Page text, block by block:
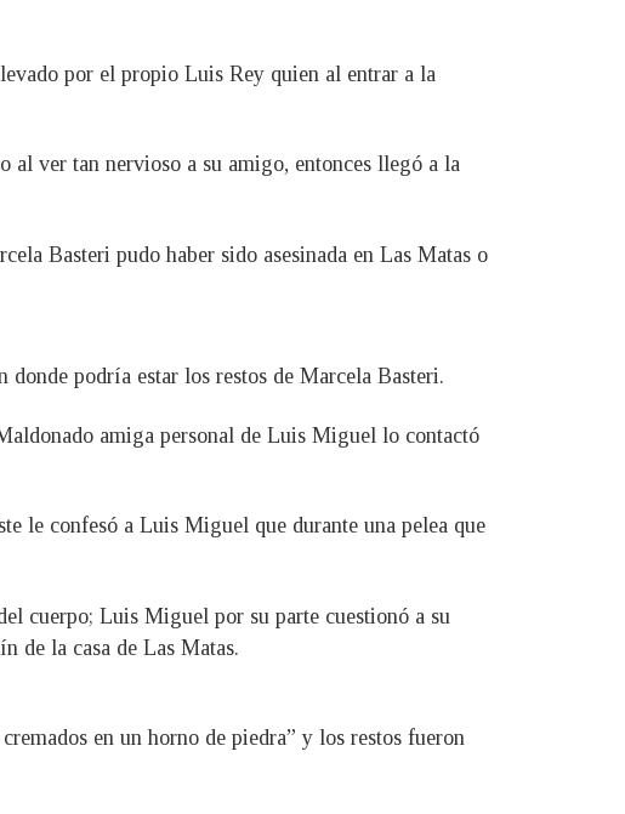
por el propio Luis Rey quien al entrar a la
al ver tan nervioso a su amigo, entonces llegó a la
Basteri pudo haber sido asesinada en Las Matas o
podría estar los restos de Marcela Basteri.
amiga personal de Luis Miguel lo contactó
le confesó a Luis Miguel que durante una pelea que
cuerpo; Luis Miguel por su parte cuestionó a su
de la casa de Las Matas.
en un horno de piedra” y los restos fueron